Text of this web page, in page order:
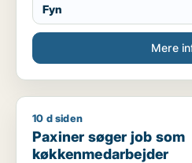
Fyn
Mere
Paxiner søger job som
10 d siden
Paxiner søger job som
køkkenmedarbejder